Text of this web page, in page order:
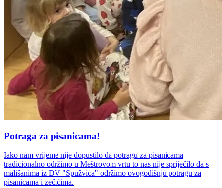
Potraga za pisanicama!
Iako nam vrijeme nije dopustilo da potragu za pisanicama
tradicionalno održimo u Meštrovom vrtu to nas nije spriječilo da s
mališanima iz DV "Spužvica" održimo ovogodišnju potragu za
pisanicama i zečićima.